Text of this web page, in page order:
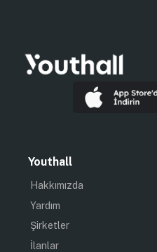
Youthall
Hakkımızda
Yardım
Şirketler
İlanlar